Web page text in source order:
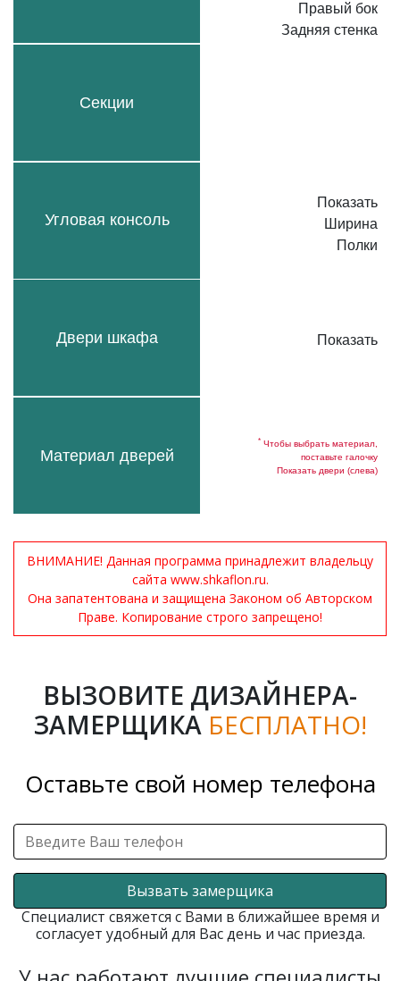
Секции
Угловая консоль
Двери шкафа
Материал дверей
Правый бок
Задняя стенка
Показать
Ширина
Полки
Показать
* Чтобы выбрать материал,
поставьте галочку
Показать двери (слева)
ВНИМАНИЕ! Данная программа принадлежит владельцу
сайта www.shkaflon.ru.
Она запатентована и защищена Законом об Авторском
Праве. Копирование строго запрещено!
ВЫЗОВИТЕ ДИЗАЙНЕРА-
ЗАМЕРЩИКА БЕСПЛАТНО!
Оставьте свой номер телефона
Вызвать замерщика
Специалист свяжется с Вами в ближайшее время и
согласует удобный для Вас день и час приезда.